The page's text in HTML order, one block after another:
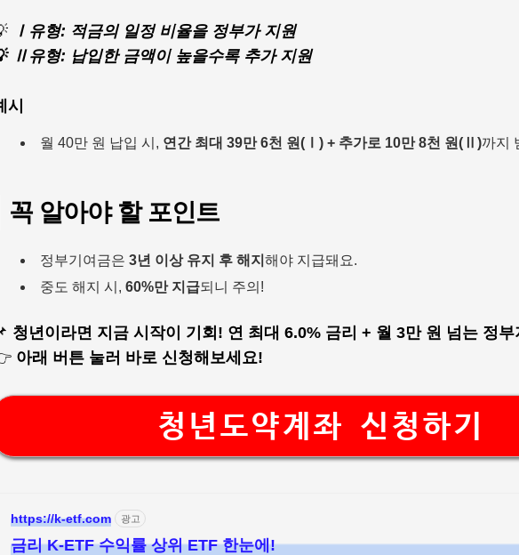
Ⅰ유형: 적금의 일정 비율을 정부가 지원
Ⅱ유형: 납입한 금액이 높을수록 추가 지원
시
월 40만 원 납입 시, 연간 최대 39만 6천 원(Ⅰ) + 추가로 10만 8천 원(Ⅱ)까지
꼭 알아야 할 포인트
정부기여금은 3년 이상 유지 후 해지 해야 지급돼요.
중도 해지 시, 60%만 지급되니 주의!
청년이라면 지금 시작이 기회! 연 최대 6.0% 금리 + 월 3만 원 넘는 정부
아래 버튼 눌러 바로 신청해보세요!
청년도약계좌 신청하기
https://k-etf.com 광고
금리 K-ETF 수익률 상위 ETF 한눈에!